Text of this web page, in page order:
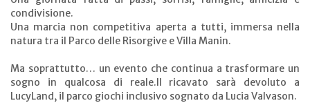
condivisione.
Una marcia non competitiva aperta a tutti, immersa nella
natura tra il Parco delle Risorgive e Villa Manin.
Ma soprattutto… un evento che continua a trasformare un
sogno in qualcosa di reale.Il ricavato sarà devoluto a
LucyLand, il parco giochi inclusivo sognato da Lucia Valvason.